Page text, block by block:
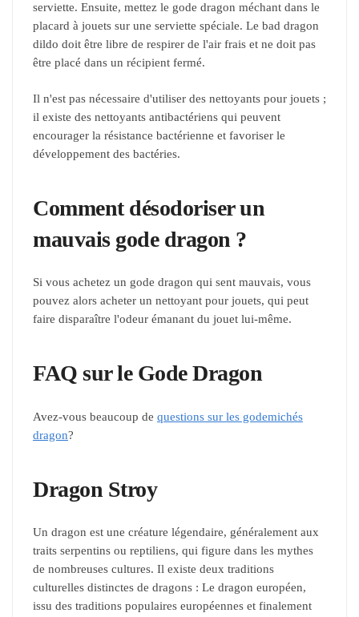
serviette. Ensuite, mettez le gode dragon méchant dans le
placard à jouets sur une serviette spéciale. Le bad dragon
dildo doit être libre de respirer de l'air frais et ne doit pas
être placé dans un récipient fermé.
Il n'est pas nécessaire d'utiliser des nettoyants pour jouets ;
il existe des nettoyants antibactériens qui peuvent
encourager la résistance bactérienne et favoriser le
développement des bactéries.
Comment désodoriser un
mauvais gode dragon ?
Si vous achetez un gode dragon qui sent mauvais, vous
pouvez alors acheter un nettoyant pour jouets, qui peut
faire disparaître l'odeur émanant du jouet lui-même.
FAQ sur le Gode Dragon
Avez-vous beaucoup de questions sur les godemichés
dragon?
Dragon Stroy
Un dragon est une créature légendaire, généralement aux
traits serpentins ou reptiliens, qui figure dans les mythes
de nombreuses cultures. Il existe deux traditions
culturelles distinctes de dragons : Le dragon européen,
issu des traditions populaires européennes et finalement